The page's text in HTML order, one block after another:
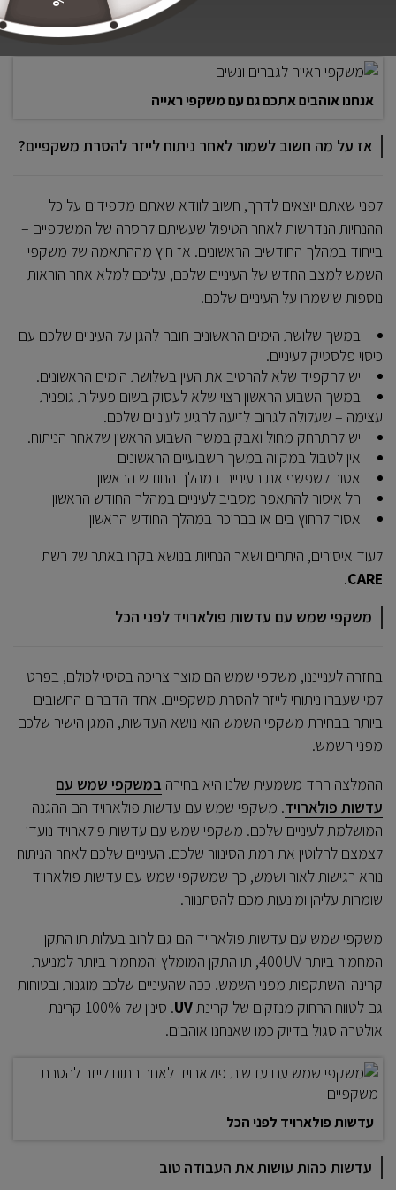
משקפי השמששישמרו עליהם טוב טוב
אנחנו אוהבים אתכם גם עם משקפי ראייה
אז על מה חשוב לשמור לאחר ניתוח לייזר להסרת משקפיים?
לפני שאתם יוצאים לדרך, חשוב לוודא שאתם מקפידים על כל
ההנחיות הנדרשות לאחר הטיפול שעשיתם להסרה של המשקפיים –
בייחוד במהלך החודשים הראשונים. אז חוץ מההתאמה של משקפי
השמש למצב החדש של העיניים שלכם, עליכם למלא אחר הוראות
נוספות שישמרו על העיניים שלכם.
במשך שלושת הימים הראשונים חובה להגן על העיניים שלכם עם
כיסוי פלסטיק לעיניים.
יש להקפיד שלא להרטיב את העין בשלושת הימים הראשונים.
במשך השבוע הראשון רצוי שלא לעסוק בשום פעילות גופנית
עצימה – שעלולה לגרום לזיעה להגיע לעיניים שלכם.
יש להתרחק מחול ואבק במשך השבוע הראשון שלאחר הניתוח.
אין לטבול במקווה במשך השבועיים הראשונים
אסור לשפשף את העיניים במהלך החודש הראשון
חל איסור להתאפר מסביב לעיניים במהלך החודש הראשון
אסור לרחוץ בים או בבריכה במהלך החודש הראשון
לעוד איסורים, היתרים ושאר הנחיות בנושא בקרו באתר של רשת
CARE
.
משקפי שמש עם עדשות פולארויד לפני הכל
בחזרה לענייננו, משקפי שמש הם מוצר צריכה בסיסי לכולם, בפרט
למי שעברו ניתוחי לייזר להסרת משקפיים. אחד הדברים החשובים
ביותר בבחירת משקפי השמש הוא נושא העדשות, המגן הישיר שלכם
מפני השמש.
ההמלצה החד משמעית שלנו היא בחירה במשקפי שמש עם
עדשות פולארויד. משקפי שמש עם עדשות פולארויד הם ההגנה
המושלמת לעיניים שלכם. משקפי שמש עם עדשות פולארויד נועדו
לצמצם לחלוטין את רמת הסינוור שלכם. העיניים שלכם לאחר הניתוח
נורא רגישות לאור ושמש, כך שמשקפי שמש עם עדשות פולארויד
שומרות עליהן ומונעות מכם להסתנוור.
משקפי שמש עם עדשות פולארויד הם גם לרוב בעלות תו התקן
המחמיר ביותר 400UV, תו התקן המומלץ והמחמיר ביותר למניעת
קרינה והשתקפות מפני השמש. ככה שהעיניים שלכם מוגנות ובטוחות
גם לטווח הרחוק מנזקים של קרינתUV
. סינון של 100% קרינת
אולטרה סגול בדיוק כמו שאנחנו אוהבים.
עדשות פולארויד לפני הכל
עדשות כהות עושות את העבודה טוב